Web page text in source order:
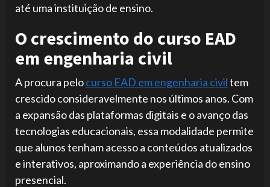
até uma instituição de ensino.
O crescimento do curso EAD
em engenharia civil
A procura pelocurso EAD em engenharia civiltem
crescido consideravelmente nos últimos anos. Com
a expansão das plataformas digitais e o avanço das
tecnologias educacionais, essa modalidade permite
que alunos tenham acesso a conteúdos atualizados
e interativos, aproximando a experiência do ensino
presencial.